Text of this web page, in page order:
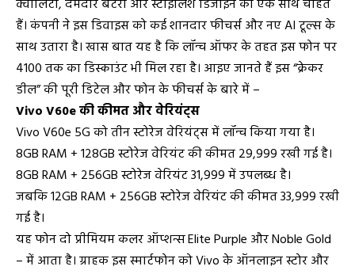
क्वालिटी, दमदार बैटरी और स्टाइलिश डिजाइन को एक साथ चाहते
हैं। कंपनी ने इस डिवाइस को कई शानदार फीचर्स और नए AI टूल्स के
साथ उतारा है। खास बात यह है कि लॉन्च ऑफर के तहत इस फोन पर
₹4100 तक का डिस्काउंट भी मिल रहा है। आइए जानते हैं इस “क्रेकर
डील” की पूरी डिटेल और फोन के फीचर्स के बारे में –
Vivo V60e की कीमत और वेरियंट्स
Vivo V60e 5G को तीन स्टोरेज वेरियंट्स में लॉन्च किया गया है।
8GB RAM + 128GB स्टोरेज वेरियंट की कीमत ₹29,999 रखी गई है।
8GB RAM + 256GB स्टोरेज वेरियंट ₹31,999 में उपलब्ध है।
जबकि 12GB RAM + 256GB स्टोरेज वेरियंट की कीमत ₹33,999 रखी
गई है।
यह फोन दो प्रीमियम कलर ऑप्शन्स Elite Purple और Noble Gold
– में आता है। ग्राहक इस स्मार्टफोन को Vivo के ऑनलाइन स्टोर और